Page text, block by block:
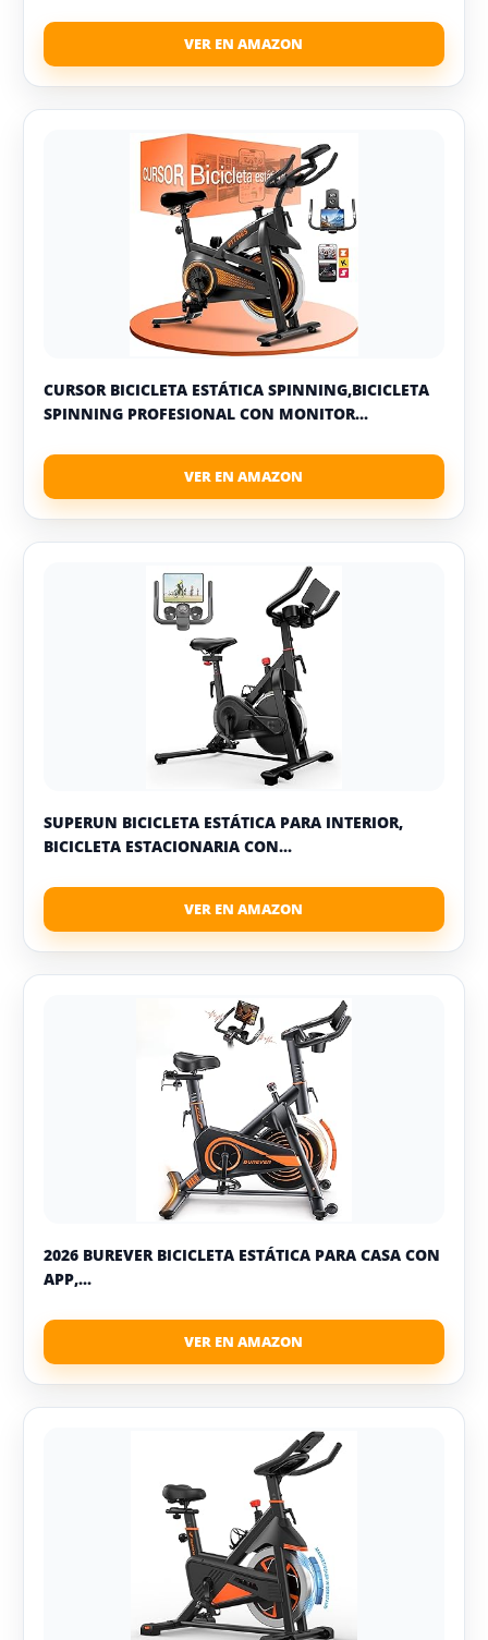
CURSOR BICICLETA ESTÁTICA SPINNING,BICICLETA
SPINNING PROFESIONAL CON MONITOR...
SUPERUN BICICLETA ESTÁTICA PARA INTERIOR,
BICICLETA ESTACIONARIA CON...
2026 BUREVER BICICLETA ESTÁTICA PARA CASA CON
APP,...